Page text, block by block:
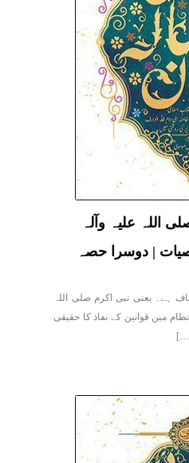
اللہ علیہ وآلہ
| دوسرا حصہ
ہے۔ یعنی نبی اکرم صلی اللہ
میں قوانین کے نفاذ کا حقیقی